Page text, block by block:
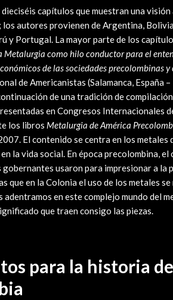
capítulos que muestran una
autores provienen de Argentina,
y Portugal. La mayor parte de los
Metalurgia como hilo conductor para el
de las sociedades precolombinas y
de Americanistas (Salamanca, España
de una tradición de
en Congresos Internacionales
los libros Metalurgia de América
El contenido se centra en los metales
la vida social. En época precolombina,
gobernantes usaron para impresionar a la
que en la Colonia el uso de los metales
adentramos en este complejo mundo del
que traen consigo las piezas.
para la historia